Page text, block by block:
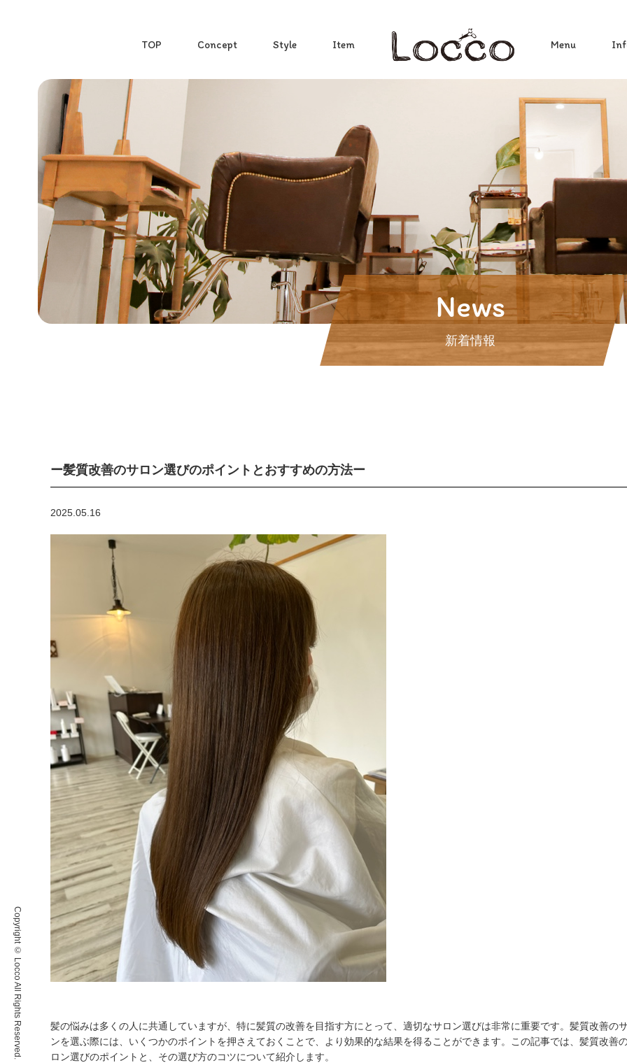
TOP Concept Style Item Menu
News
新着情報
ー髪質改善のサロン選びのポイントとおすすめの方法ー
2025.05.16
髪の悩みは多くの人に共通していますが、特に髪質の改善を目指す方にとって、適切なサロン選びは非常に重要です。髪質改善の
ンを選ぶ際には、いくつかのポイントを押さえておくことで、より効果的な結果を得ることができます。この記事では、髪質改善
ロン選びのポイントと、その選び方のコツについて紹介します。
Copyright © Locco All Rights Reserved.